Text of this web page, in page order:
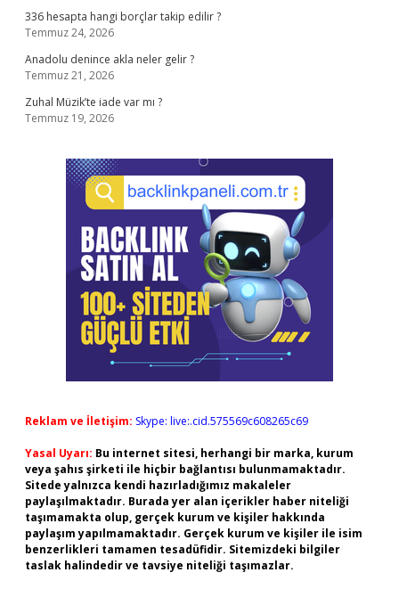
336 hesapta hangi borçlar takip edilir ?
Temmuz 24, 2026
Anadolu denince akla neler gelir ?
Temmuz 21, 2026
Zuhal Müzik’te iade var mı ?
Temmuz 19, 2026
Reklam ve İletişim: Skype: live:.cid.575569c608265c69
Yasal Uyarı: Bu internet sitesi, herhangi bir marka, kurum
veya şahıs şirketi ile hiçbir bağlantısı bulunmamaktadır.
Sitede yalnızca kendi hazırladığımız makaleler
paylaşılmaktadır. Burada yer alan içerikler haber niteliği
taşımamakta olup, gerçek kurum ve kişiler hakkında
paylaşım yapılmamaktadır. Gerçek kurum ve kişiler ile isim
benzerlikleri tamamen tesadüfidir. Sitemizdeki bilgiler
taslak halindedir ve tavsiye niteliği taşımazlar.